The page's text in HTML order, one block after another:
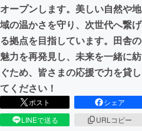
オープンします。美しい自然や地
域の温かさを守り、次世代へ繋げ
る拠点を目指しています。田舎の
魅力を再発見し、未来を一緒に紡
ぐため、皆さまの応援で力を貸し
てください！
ポスト
シェア
LINEで送る
URLコピー